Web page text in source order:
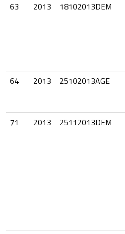
63
2013 18102013DEM
64
2013 25102013AGE
71
2013 25112013DEM